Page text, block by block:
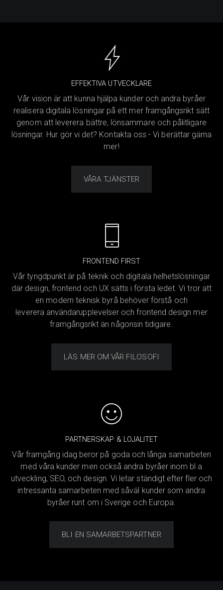
EFFEKTIVA UTVECKLARE
Vår vision är att kunna hjälpa kunder och andra byråer
realisera digitala lösningar på ett mer framgångsrikt sätt
genom att leverera bättre, lönsammare och pålitligare
lösningar. Hur gör vi det? Kontakta oss - Vi berättar gärna
mer!
VÅRA TJÄNSTER
FRONTEND FIRST
Vår tyngdpunkt är på teknik och digitala helhetslösningar
där design, frontend och UX sätts i första ledet. Vi tror att
en modern teknisk byrå behöver förstå och
leverera användarupplevelser och frontend design mer
framgångsrikt än någonsin tidigare.
LÄS MER OM VÅR FILOSOFI
PARTNERSKAP & LOJALITET
Vår framgång idag beror på goda och långa samarbeten
med våra kunder men också andra byråer inom bl a
utveckling, SEO, och design. Vi letar ständigt efter fler och
intressanta samarbeten med såväl kunder som andra
byråer runt om i Sverige och Europa.
BLI EN SAMARBETSPARTNER